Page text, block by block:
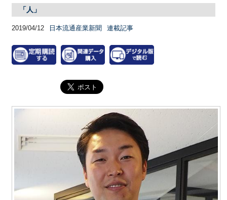
「人」
2019/04/12 日本流通産業新聞 連載記事